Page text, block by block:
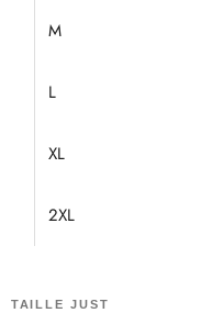
M
L
XL
2XL
TAILLE JUST